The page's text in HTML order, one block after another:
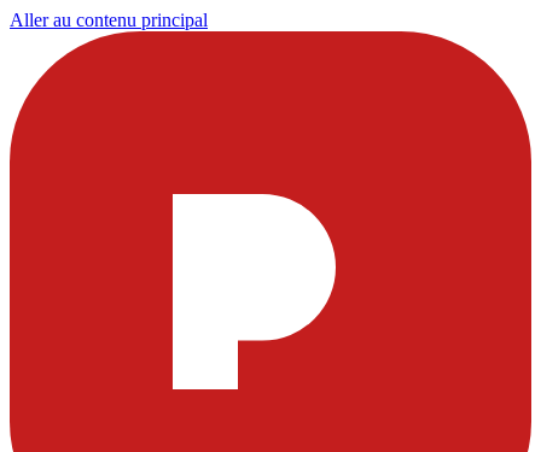
Aller au contenu principal